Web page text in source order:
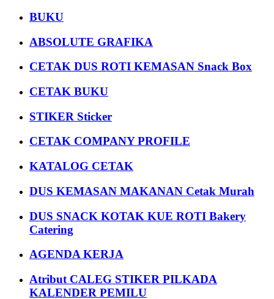
BUKU
ABSOLUTE GRAFIKA
CETAK DUS ROTI KEMASAN Snack Box
CETAK BUKU
STIKER Sticker
CETAK COMPANY PROFILE
KATALOG CETAK
DUS KEMASAN MAKANAN Cetak Murah
DUS SNACK KOTAK KUE ROTI Bakery
Catering
AGENDA KERJA
Atribut CALEG STIKER PILKADA
KALENDER PEMILU